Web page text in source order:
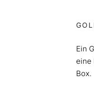
Ein
eine
Box.